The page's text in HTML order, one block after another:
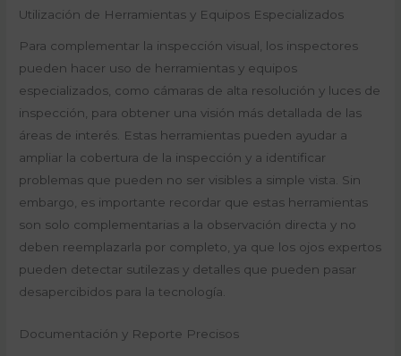
Utilización de Herramientas y Equipos Especializados
Para complementar la inspección visual, los inspectores
pueden hacer uso de herramientas y equipos
especializados, como cámaras de alta resolución y luces de
inspección, para obtener una visión más detallada de las
áreas de interés. Estas herramientas pueden ayudar a
ampliar la cobertura de la inspección y a identificar
problemas que pueden no ser visibles a simple vista. Sin
embargo, es importante recordar que estas herramientas
son solo complementarias a la observación directa y no
deben reemplazarla por completo, ya que los ojos expertos
pueden detectar sutilezas y detalles que pueden pasar
desapercibidos para la tecnología.
Documentación y Reporte Precisos